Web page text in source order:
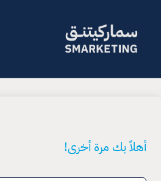
أهلاً بك مرة أخرى!